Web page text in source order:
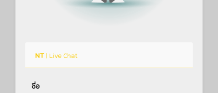
NT| Live Chat
ชื่อ